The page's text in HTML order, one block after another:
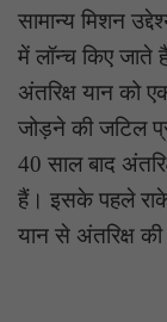
सामान्य मिशन
में लॉन्च किए जाते
अंतरिक्ष यान को
जोड़ने की जटिल
40 साल बाद
हैं। इसके पहले
यान से अंतरिक्ष की